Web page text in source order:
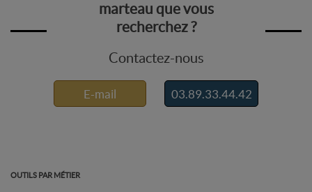
marteau que vous
recherchez ?
Contactez-nous
E-mail 03.89.33.44.42
OUTILS PAR MÉTIER